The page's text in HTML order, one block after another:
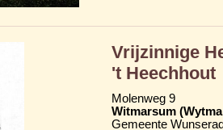
Vrijzinnige
't Heechhout
Molenweg 9
Witmarsum
Gemeente